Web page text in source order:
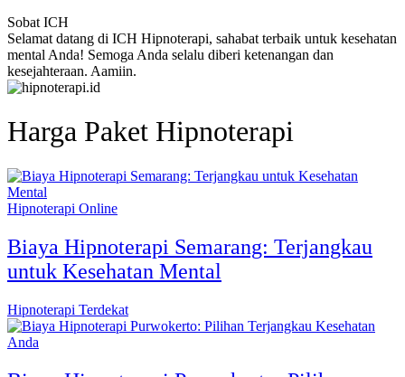
Sobat ICH
Selamat datang di ICH Hipnoterapi, sahabat terbaik untuk kesehatan
mental Anda! Semoga Anda selalu diberi ketenangan dan
kesejahteraan. Aamiin.
Harga Paket Hipnoterapi
Hipnoterapi Online
Biaya Hipnoterapi Semarang: Terjangkau
untuk Kesehatan Mental
Hipnoterapi Terdekat